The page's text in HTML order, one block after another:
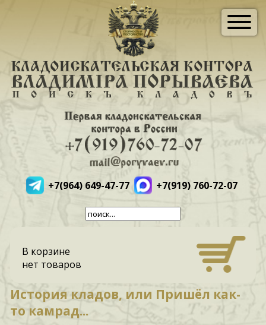
+7(964) 649-47-77 +7(919) 760-72-07
В корзине
нет товаров
История кладов, или Пришёл как-
то камрад...